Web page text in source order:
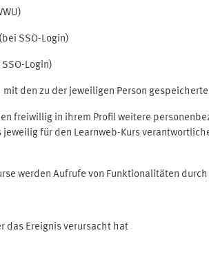
SSO-Login)
Login)
den zu der jeweiligen Person
freiwillig in ihrem Profil weitere
jeweilig für den Learnweb-Kurs
werden Aufrufe von Funktionalitäten
das Ereignis verursacht hat